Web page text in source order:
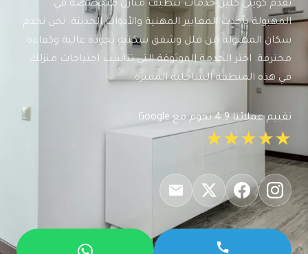
تقدم كويتي كلين خدمات تنظيف منازل متخصصة في
المهبولة بأحدث المعايير المهنية والأدوات الحديثة. نحن نخدم
سكان المهبولة من فلل وشقق سكنية بجودة عالية وكفاءة
محترفة. اختر الخدمة الموثوقة التي تناسب احتياجات منزلك
في هذه المنطقة الساحلية المميزة.
تقييم عملائنا 4.9 نجوم مع Google
★★★★★